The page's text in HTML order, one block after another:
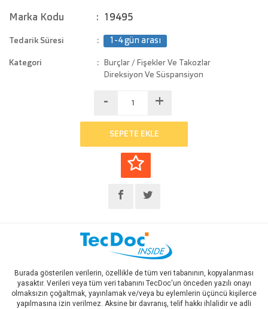
Marka Kodu 19495
Tedarik Süresi 1-4 gün arası
Kategori
Burçlar / Fişekler Ve Takozlar
Direksiyon Ve Süspansiyon
- +
SEPETE EKLE
Burada gösterilen verilerin, özellikle de tüm veri tabanının, kopyalanması
yasaktır. Verileri veya tüm veri tabanını TecDoc'un önceden yazılı onayı
olmaksızın çoğaltmak, yayınlamak ve/veya bu eylemlerin üçüncü kişilerce
yapılmasına izin verilmez. Aksine bir davranış, telif hakkı ihlalidir ve adli